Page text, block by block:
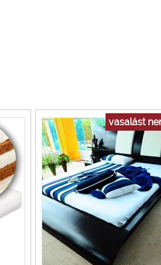
vasalást